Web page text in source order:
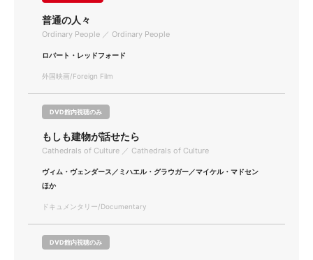
普通の人々
Ordinary People ／ Ordinary People
ロバート・レッドフォード
外国映画/Foreign Film
DVD館内視聴のみ
もしも建物が話せたら
Cathedrals of Culture ／ Cathedrals of Culture
ヴィム・ヴェンダース／ミハエル・グラウガー／マイケル・マドセン
ほか
ドキュメンタリー/Documentary
DVD館内視聴のみ